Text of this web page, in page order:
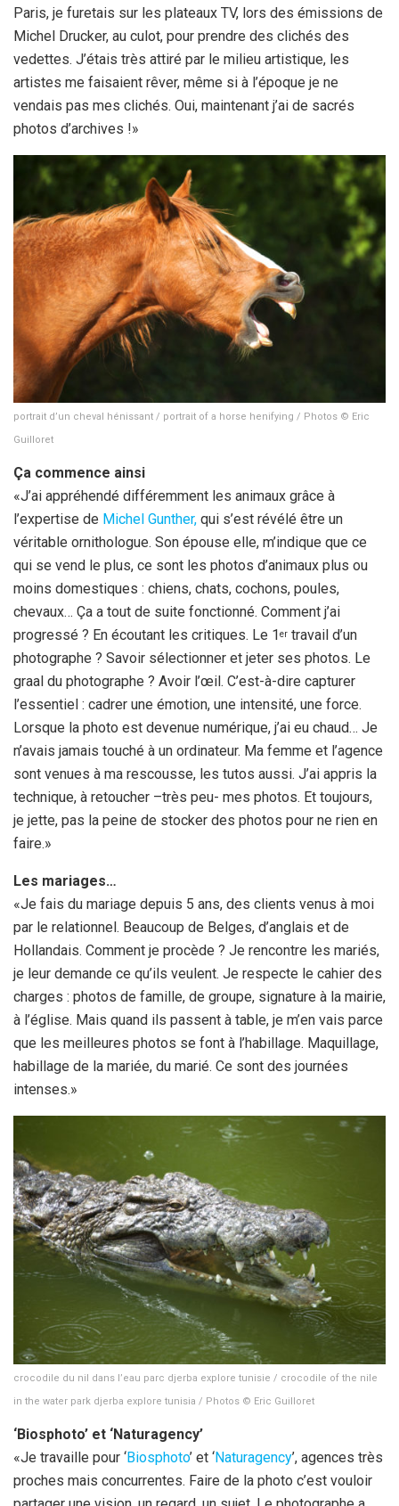
Paris, je furetais sur les plateaux TV, lors des émissions de
Michel Drucker, au culot, pour prendre des clichés des
vedettes. J’étais très attiré par le milieu artistique, les
artistes me faisaient rêver, même si à l’époque je ne
vendais pas mes clichés. Oui, maintenant j’ai de sacrés
photos d’archives !»
portrait d’un cheval hénissant / portrait of a horse henifying / Photos © Eric
Guilloret
Ça commence ainsi
«J’ai appréhendé différemment les animaux grâce à
l’expertise de Michel Gunther, qui s’est révélé être un
véritable ornithologue. Son épouse elle, m’indique que ce
qui se vend le plus, ce sont les photos d’animaux plus ou
moins domestiques : chiens, chats, cochons, poules,
chevaux… Ça a tout de suite fonctionné. Comment j’ai
progressé ? En écoutant les critiques. Le 1 er travail d’un
photographe ? Savoir sélectionner et jeter ses photos. Le
graal du photographe ? Avoir l’œil. C’est-à-dire capturer
l’essentiel : cadrer une émotion, une intensité, une force.
Lorsque la photo est devenue numérique, j’ai eu chaud… Je
n’avais jamais touché à un ordinateur. Ma femme et l’agence
sont venues à ma rescousse, les tutos aussi. J’ai appris la
technique, à retoucher –très peu- mes photos. Et toujours,
je jette, pas la peine de stocker des photos pour ne rien en
faire.»
Les mariages…
«Je fais du mariage depuis 5 ans, des clients venus à moi
par le relationnel. Beaucoup de Belges, d’anglais et de
Hollandais. Comment je procède ? Je rencontre les mariés,
je leur demande ce qu’ils veulent. Je respecte le cahier des
charges : photos de famille, de groupe, signature à la mairie,
à l’église. Mais quand ils passent à table, je m’en vais parce
que les meilleures photos se font à l’habillage. Maquillage,
habillage de la mariée, du marié. Ce sont des journées
intenses.»
crocodile du nil dans l’eau parc djerba explore tunisie / crocodile of the nile
in the water park djerba explore tunisia / Photos © Eric Guilloret
‘Biosphoto’ et ‘Naturagency’
«Je travaille pour ‘Biosphoto’ et ‘Naturagency’, agences très
proches mais concurrentes. Faire de la photo c’est vouloir